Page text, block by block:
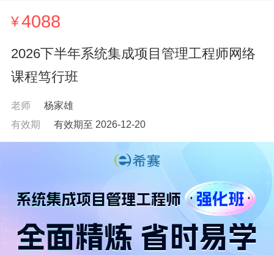
¥4088
2026下半年系统集成项目管理工程师网络
课程笃行班
老师
杨家雄
有效期
有效期至 2026-12-20